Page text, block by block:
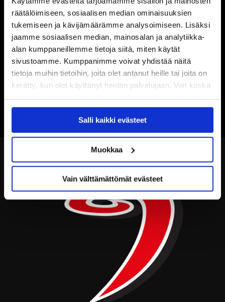
räätälöimiseen, sosiaalisen median ominaisuuksien
tukemiseen ja kävijämäärämme analysoimiseen. Lisäksi
jaamme sosiaalisen median, mainosalan ja analytiikka-
alan kumppaneillemme tietoja siitä, miten käytät
sivustoamme. Kumppanimme voivat yhdistää näitä
tietoja muihin tietoihin, joita olet antanut heille tai joita on
kerätty, kun olet käyttänyt heidän palvelujaan. Voit koska
tahansa kumota tai muuttaa suostumustasi evästeiden
käytöstäEvästeet-sivultamme.
Salli kaikki evästeet
Muokkaa
Vain välttämättömät evästeet